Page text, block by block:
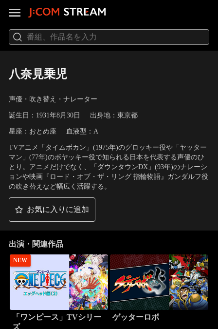
八奈見乗児
声優・吹き替え・ナレーター
誕生日：1931年8月30日 出身地：東京都
星座：おとめ座 血液型：A
TVアニメ「タイムボカン」(1975年)のグロッキー役や「ヤッター
マン」(77年)のボヤッキー役で知られる日本を代表する声優のひ
とり。アニメだけでなく、「ダウンタウンDX」(93年)のナレーシ
ョンや映画『ロード・オブ・ザ・リング 指輪物語』ガンダルフ役
の吹き替えなど幅広く活躍する。
お気に入りに追加
出演・関連作品
NEW
「ワンピース」TVシリー
ズ
ゲッターロボ